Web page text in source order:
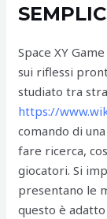
Space XY
sui riflessi
studiato tra
https://
comando di
fare ricerca,
giocatori. Si
presentano le
questo è